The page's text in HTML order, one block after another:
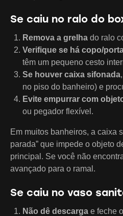
Se caiu no ralo do
Remova a grelha do ralo
Verifique se há copo/
têm um pequeno cesto
Se houver caixa sifonada
no piso do banheiro) e
Evite empurrar com
ou pegador flexível.
Em muitos banheiros, a caixa
parada” que impede o objeto
principal. Se você não
avançado para o ramal.
Se caiu no vaso
Não dê descarga e feche